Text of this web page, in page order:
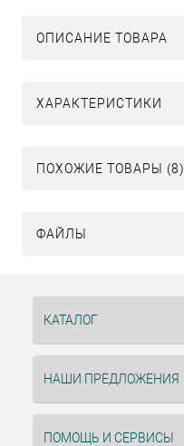
ОПИСАНИЕ ТОВАРА
ХАРАКТЕРИСТИКИ
ПОХОЖИЕ ТОВАРЫ (8)
ФАЙЛЫ
КАТАЛОГ
НАШИ ПРЕДЛОЖЕНИЯ
ПОМОЩЬ И СЕРВИСЫ